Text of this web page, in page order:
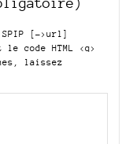
[->url]
le code HTML <q>
laissez